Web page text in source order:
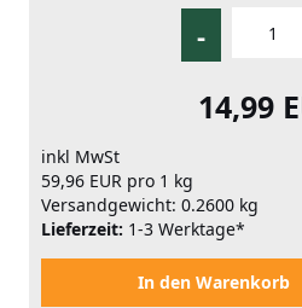
-
14,99
inkl MwSt
59,96 EUR pro 1 kg
Versandgewicht: 0.2600 kg
Lieferzeit: 1-3 Werktage*